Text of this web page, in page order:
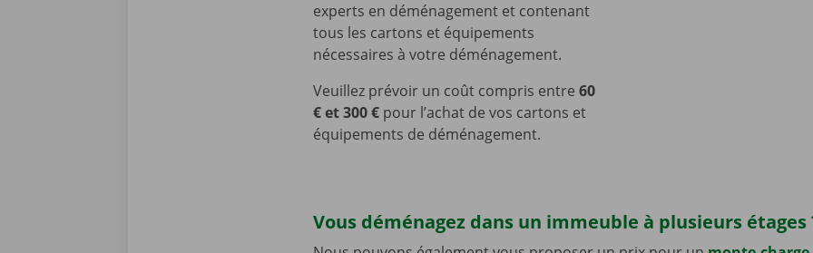
experts en déménagement et contenant
tous les cartons et équipements
nécessaires à votre déménagement.
Veuillez prévoir un coût compris entre 60
€ et 300 €pour l’achat de vos cartons et
équipements de déménagement.
Vous déménagez dans un immeuble à plusieurs étages